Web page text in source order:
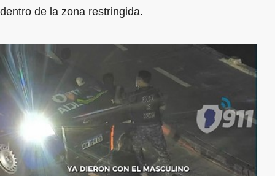
dentro de la zona restringida.